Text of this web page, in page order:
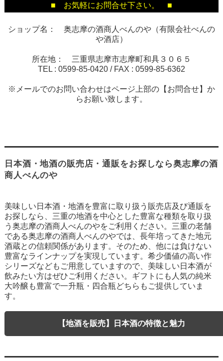
■ お気軽にお問合せ下さい。 ■
ショップ名： 奥志摩の酒商人べんのや（有限会社べんの
や酒店）
所在地： 三重県志摩市志摩町和具３０６５
TEL : 0599-85-0420 / FAX : 0599-85-6362
※メールでのお問い合わせはページ上部の【お問合せ】か
らお願い致します。
日本酒・地酒の販売店・通販をお探しなら奥志摩の酒
商人べんのや
美味しい日本酒・地酒を豊富に取り扱う販売店及び通販を
お探しなら、三重の地酒を中心とした豊富な種類を取り扱
う奥志摩の酒商人べんのやをご利用ください。三重の老舗
である奥志摩の酒商人べんのやでは、長年培ってきた地元
酒蔵との信頼関係があります。そのため、他には負けない
豊富なラインナップを実現しています。希少価値の高い作
シリーズなどもご用意していますので、美味しい日本酒が
飲みたい方はぜひご利用ください。ギフトにも人気の純米
大吟醸も豊富で一升瓶・四合瓶どちらもご提供していま
す。
【地酒を販売】日本酒の特徴と魅力